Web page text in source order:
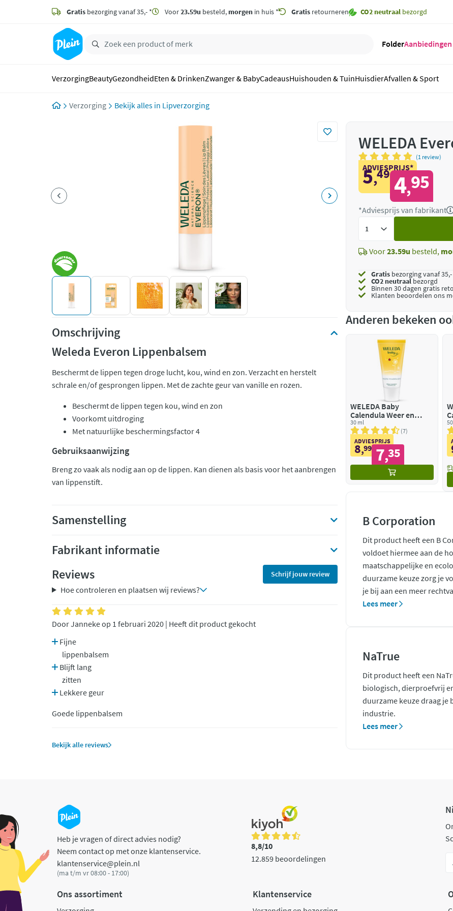
zoeken
hoofdinhoud
Gratis bezorging vanaf 35,- * Voor23.59u besteld, morgen in huis * Gratis retourneren CO2 neutraal bezorgd
FolderAanbiedingen
VerzorgingBeautyGezondheidEten & DrinkenZwanger & BabyCadeausHuishouden & TuinHuisdierAfvallen & Sport
Verzorging Lipverzorging
Omschrijving
Weleda Everon Lippenbalsem
Beschermt de lippen tegen droge lucht, kou, wind en zon. Verzacht en herstelt
schrale en/of gesprongen lippen. Met de zachte geur van vanille en rozen.
Beschermt de lippen tegen kou, wind en zon
Voorkomt uitdroging
Met natuurlijke beschermingsfactor 4
Gebruiksaanwijzing
Breng zo vaak als nodig aan op de lippen. Kan dienen als basis voor het aanbrengen
van lippenstift.
Samenstelling
Fabrikant informatie
Reviews
Schrijf jouw review
Hoe controleren en plaatsen wij reviews?
Door Janneke op 1 februari 2020 | Heeft dit product gekocht
Fijne
lippenbalsem
Blijft lang
zitten
Lekkere geur
Goede lippenbalsem
Bekijk alle reviews
WELEDA
(1 review)
ADVIESPRIJS*
5,49 4,95
*Adviesprijs van fabrikant
Voor23.59u besteld,
Gratis bezorging vanaf
CO2 neutraalbezorgd
Binnen 30 dagen gratis
Klanten beoordelen ons
Anderen bekeken
WELEDA Baby
Calendula Weer en
Windbalsem
30 ml
7
ADVIESPRIJS
8,99 7,35
B Corporation
Dit product heeft een B
voldoet hiermee aan de
maatschappelijke en
duurzame keuze zorg je
je bij aan een meer
Lees meer
NaTrue
Dit product heeft een
biologisch, dierproefvrij
duurzame keuze draag je
industrie.
Lees meer
Heb je vragen of direct advies nodig?
Neem contact op met onze klantenservice.
klantenservice@plein.nl
(ma t/m vr 08:00 - 17:00)
8,8/10
12.859 beoordelingen
Ons assortiment Klantenservice